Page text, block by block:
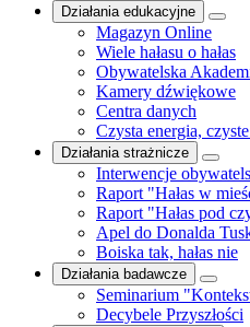
Działania edukacyjne
Magazyn Online
Wiele hałasu o hałas
Obywatelska
Kamery dźwiękowe
Centra danych
Czysta energia,
Działania strażnicze
Interwencje
Raport "Hałas w
Raport "Hałas pod
Apel do Donalda
Boiska tak, hałas nie
Działania badawcze
Seminarium
Decybele Przyszłości